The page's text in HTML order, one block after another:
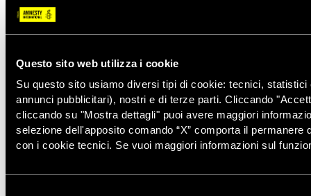
Questo sito web utilizza i cookie
Su questo sito usiamo diversi tipi di cookie: tecnici,
annunci pubblicitari), nostri e di terze parti. Cliccando
cliccando su "Mostra dettagli" puoi avere maggiori
selezione dell'apposito comando “X” comporta il
con i cookie tecnici. Se vuoi maggiori informazioni sul